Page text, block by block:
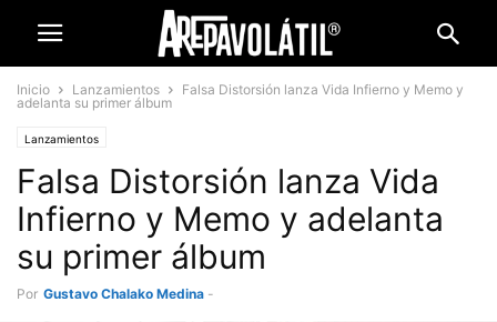
Inicio Lanzamientos
Falsa Distorsión lanza Vida Infierno y Memo y
adelanta su primer álbum
Lanzamientos
Falsa Distorsión lanza Vida
Infierno y Memo y adelanta
su primer álbum
Por Gustavo Chalako Medina -